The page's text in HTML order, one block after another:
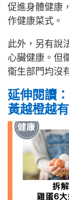
促進身體健康
作健康菜式。
此外，另有說
心臟健康。但
衞生部門均沒
延伸閱讀
黃越橙越